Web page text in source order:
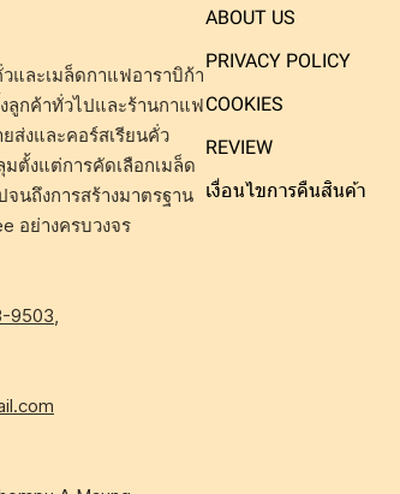
และเมล็ดกาแฟอาราบิก้า
กค้าทั่วไปและร้านกาแฟ
ส่งและคอร์สเรียนคั่ว
ตั้งแต่การคัดเลือกเมล็ด
นถึงการสร้างมาตรฐาน
อย่างครบวงจร
9503
ABOUT US
PRIVACY POLICY
COOKIES
REVIEW
เงื่อนไขการคืนสินค้า